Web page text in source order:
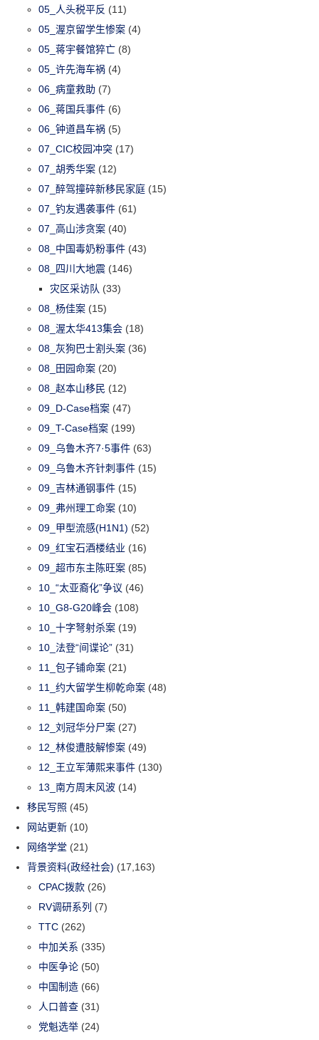
05_人头税平反 (11)
05_渥京留学生惨案 (4)
05_蒋宇餐馆猝亡 (8)
05_许先海车祸 (4)
06_病童救助 (7)
06_蒋国兵事件 (6)
06_钟道昌车祸 (5)
07_CIC校园冲突 (17)
07_胡秀华案 (12)
07_醉驾撞碎新移民家庭 (15)
07_钓友遇袭事件 (61)
07_高山涉贪案 (40)
08_中国毒奶粉事件 (43)
08_四川大地震 (146)
灾区采访队 (33)
08_杨佳案 (15)
08_渥太华413集会 (18)
08_灰狗巴士割头案 (36)
08_田园命案 (20)
08_赵本山移民 (12)
09_D-Case档案 (47)
09_T-Case档案 (199)
09_乌鲁木齐7·5事件 (63)
09_乌鲁木齐针刺事件 (15)
09_吉林通钢事件 (15)
09_弗州理工命案 (10)
09_甲型流感(H1N1) (52)
09_红宝石酒楼结业 (16)
09_超市东主陈旺案 (85)
10_“太亚裔化”争议 (46)
10_G8-G20峰会 (108)
10_十字弩射杀案 (19)
10_法登“间谍论” (31)
11_包子铺命案 (21)
11_约大留学生柳乾命案 (48)
11_韩建国命案 (50)
12_刘冠华分尸案 (27)
12_林俊遭肢解惨案 (49)
12_王立军薄熙来事件 (130)
13_南方周末风波 (14)
移民写照 (45)
网站更新 (10)
网络学堂 (21)
背景资料(政经社会) (17,163)
CPAC拨款 (26)
RV调研系列 (7)
TTC (262)
中加关系 (335)
中医争论 (50)
中国制造 (66)
人口普查 (31)
党魁选举 (24)